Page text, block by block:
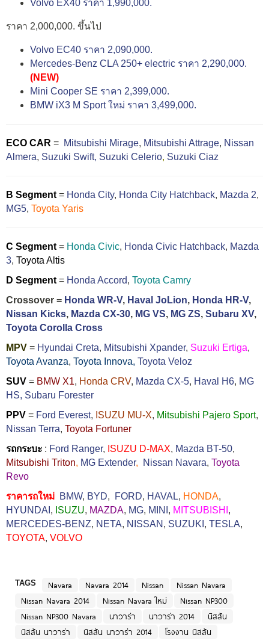
Volvo EX40 ราคา 1,990,000.
ราคา 2,000,000. ขึ้นไป
Volvo EC40 ราคา 2,090,000.
Mercedes-Benz CLA 250+ electric ราคา 2,290,000.
(NEW)
Mini Cooper SE ราคา 2,399,000.
BMW iX3 M Sport ใหม่ ราคา 3,499,000.
ECO CAR = Mitsubishi Mirage, Mitsubishi Attrage, Nissan
Almera, Suzuki Swift, Suzuki Celerio, Suzuki Ciaz
B Segment = Honda City, Honda City Hatchback, Mazda 2,
MG5, Toyota Yaris
C Segment = Honda Civic, Honda Civic Hatchback, Mazda
3, Toyota Altis
D Segment = Honda Accord, Toyota Camry
Crossover = Honda WR-V, Haval JoLion, Honda HR-V,
Nissan Kicks, Mazda CX-30, MG VS, MG ZS, Subaru XV,
Toyota Corolla Cross
MPV = Hyundai Creta, Mitsubishi Xpander, Suzuki Ertiga,
Toyota Avanza, Toyota Innova, Toyota Veloz
SUV = BMW X1, Honda CRV, Mazda CX-5, Haval H6, MG
HS, Subaru Forester
PPV = Ford Everest, ISUZU MU-X, Mitsubishi Pajero Sport,
Nissan Terra, Toyota Fortuner
รถกระบะ : Ford Ranger, ISUZU D-MAX, Mazda BT-50,
Mitsubishi Triton, MG Extender, Nissan Navara, Toyota
Revo
ราคารถใหม่ BMW, BYD, FORD, HAVAL, HONDA,
HYUNDAI , ISUZU, MAZDA, MG, MINI , MITSUBISHI ,
MERCEDES-BENZ, NETA, NISSAN , SUZUKI , TESLA,
TOYOTA, VOLVO
TAGS Navara Navara 2014 Nissan
Nissan Navara
Nissan Navara 2014
Nissan Navara ใหม่
Nissan NP300
Nissan NP300 Navara
นาวาร่า นาวาร่า 2014
นิสสัน
นิสสัน นาวาร่า
นิสสัน นาวาร่า 2014 โรงงาน นิสสัน